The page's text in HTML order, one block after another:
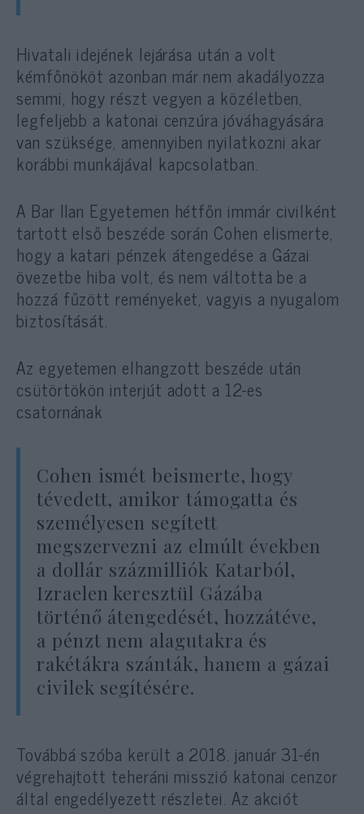
Hivatali idejének lejárása után a volt
kémfőnököt azonban már nem akadályozza
semmi, hogy részt vegyen a közéletben,
legfeljebb a katonai cenzúra jóváhagyására
van szüksége, amennyiben nyilatkozni akar
korábbi munkájával kapcsolatban.
A Bar Ilan Egyetemen hétfőn immár civilként
tartott első beszéde során Cohen elismerte,
hogy a katari pénzek átengedése a Gázai
övezetbe hiba volt, és nem váltotta be a
hozzá fűzött reményeket, vagyis a nyugalom
biztosítását.
Az egyetemen elhangzott beszéde után
csütörtökön interjút adott a 12-es
csatornának
Cohen ismét beismerte, hogy
tévedett, amikor támogatta és
személyesen segített
megszervezni az elmúlt években
a dollár százmilliók Katarból,
Izraelen keresztül Gázába
történő átengedését, hozzátéve,
a pénzt nem alagutakra és
rakétákra szánták, hanem a gázai
civilek segítésére.
Továbbá szóba került a 2018. január 31-én
végrehajtott teheráni misszió katonai cenzor
által engedélyezett részletei. Az akciót